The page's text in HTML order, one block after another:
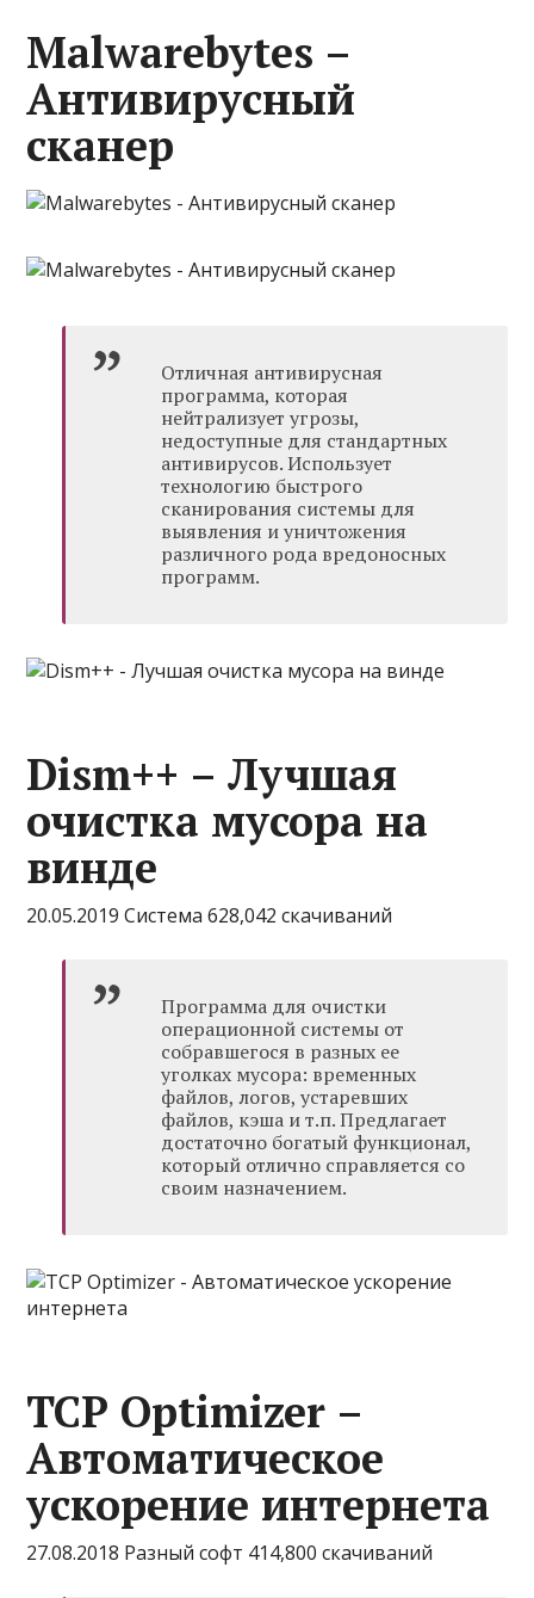
Malwarebytes –
Антивирусный
сканер
Отличная антивирусная
программа, которая
нейтрализует угрозы,
недоступные для стандартных
антивирусов. Использует
технологию быстрого
сканирования системы для
выявления и уничтожения
различного рода вредоносных
программ.
Dism++ – Лучшая
очистка мусора на
винде
20.05.2019 Система 628,042 скачиваний
Программа для очистки
операционной системы от
собравшегося в разных ее
уголках мусора: временных
файлов, логов, устаревших
файлов, кэша и т.п. Предлагает
достаточно богатый функционал,
который отлично справляется со
своим назначением.
TCP Optimizer –
Автоматическое
ускорение интернета
27.08.2018 Разный софт 414,800 скачиваний